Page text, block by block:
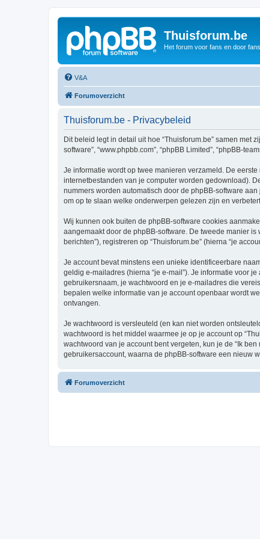
Thuisforum.be
Het forum voor fans en door
V&A
Forumoverzicht
Thuisforum.be - Privacybeleid
Dit beleid legt in detail uit hoe “Thuisforum.be” samen met
software”, “www.phpbb.com”, “phpBB Limited”, “phpBB-
Je informatie wordt op twee manieren verzameld. De
internetbestanden van je computer worden gedownload).
nummers worden automatisch door de phpBB-software
om op te slaan welke onderwerpen gelezen zijn en
Wij kunnen ook buiten de phpBB-software cookies
aangemaakt door de phpBB-software. De tweede manier
berichten”), registreren op “Thuisforum.be” (hierna “je
Je account bevat minstens een unieke identificeerbare
geldig e-mailadres (hierna “je e-mail”). Je informatie voor
gebruikersnaam, je wachtwoord en je e-mailadres die
bepalen welke informatie van je account openbaar wordt
ontvangen.
Je wachtwoord is versleuteld (en kan niet worden
wachtwoord is het middel waarmee je op je account op
wachtwoord van je account bent vergeten, kun je de “Ik
gebruikersaccount, waarna de phpBB-software een nieuw
Forumoverzicht